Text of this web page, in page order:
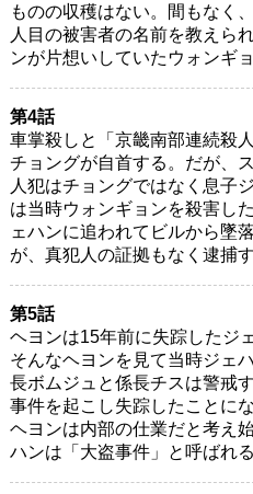
ものの収穫はない。間もなく
人目の被害者の名前を教えら
ンが片想いしていたウォンギ
第4話
車掌殺しと「京畿南部連続殺
チョングが自首する。だが、
人犯はチョングではなく息子
は当時ウォンギョンを殺害し
ェハンに追われてビルから墜
が、真犯人の証拠もなく逮捕
第5話
ヘヨンは15年前に失踪したジ
そんなヘヨンを見て当時ジェ
長ボムジュと係長チスは警戒
事件を起こし失踪したことに
ヘヨンは内部の仕業だと考え
ハンは「大盗事件」と呼ばれ